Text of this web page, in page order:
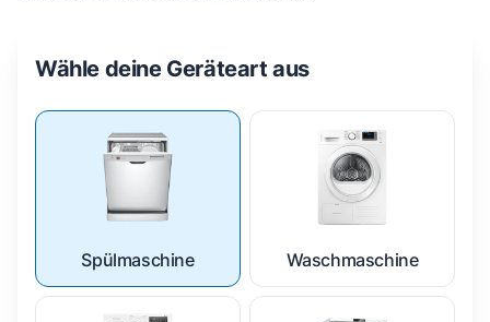
Wähle deine Geräteart aus
Spülmaschine Waschmaschine